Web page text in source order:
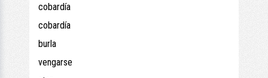
cobardía
cobardía
burla
vengarse